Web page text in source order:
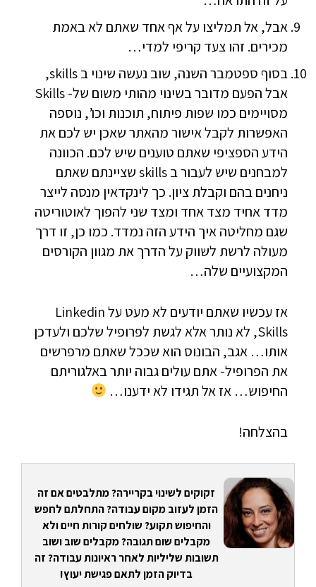
אבל, אל תמליצו על אף אחד שאתם לא באמת
מכירים. זהו צעד קריפי למדי…
בסוף ספטמבר השנה, שוב נעשה שינוי ב skills,
אבל הפעם מדובר בשינוי מהותי משום של- Skills
מסויימים כמו שפות פיתוח, תוכנות וכו’, נוספה
האפשרות לקבל אישור מהאתר שאכן יש לכם את
הידע הספציפי שאתם טוענים שיש לכם. הכוונה
למבחנים שיש לעבור ב skills שציינתם שאתם
ניחנים בהם וקבלת ציון. כך לינקדאין מנסה לייצר
מדד אחיד מצד אחד ומצד שני להפוך לאוטוריטה
שגם מחליטה איך הידע הזה נמדד. כמו כן, זו דרך
מעולה לרשת לשווק על הדרך את מגוון הקורסים
המקצועיים שלה…
אז עכשיו שאתם יודעים לא מעט על Linkedin
Skills, לא נותר אלא לגשת לפרופיל שלכם ולעדכן
אותו… אגב, הבונוס הוא שככל שאתם מרפרשים
את הפרופיל- אתם עולים גבוה יותר באלגוריתם
החיפוש… אז אל תגידו לא ידענו…
בהצלחה!
זקוקים לשינוי בקריירה? מתלבטים אם זה
הזמן לעזוב מקום עבודה? התחלתם לחפש
והחיפוש תקוע? שולחים קורות חיים ולא
מקבלים שום תגובה? מקבלים שוב ושוב
תשובות שליליות לאחר ראיונות עבודה? זה
בדיוק הזמן לתאם פגישת יעוץ!